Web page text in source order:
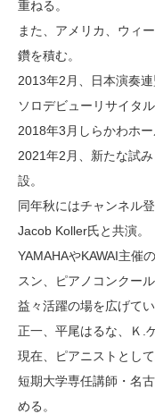
重ねる。
また、アメリカ、ウィ
鑽を積む。
2013年2 月、日本演奏
ソロデビューリサイタル
2018年3 月しらかわホ
2021年2 月、新たな試
設。
同年秋にはチャンネル
Jacob Koller氏と共演。
YAMAHAやKAWAI主催
スン、ピアノコンクー
益々活躍の場を広げて
正一、平尾はるな、Ｋ
現在、ピアニストとし
短期大学専任講師・名
める。